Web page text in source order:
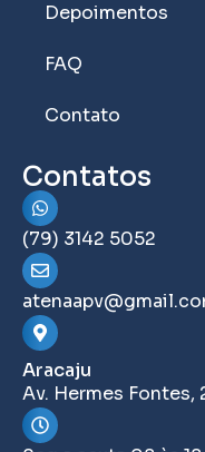
Depoimentos
FAQ
Contato
Contatos
(79) 3142 5052
Aracaju
Av. Hermes Fontes,